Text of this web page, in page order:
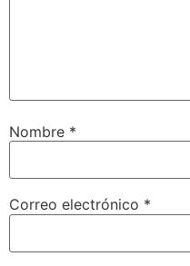
Nombre *
Correo electrónico *